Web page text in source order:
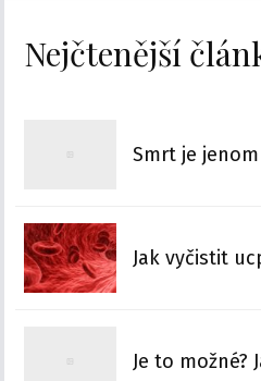
Nejčtenější
Smrt je
Jak vyčistit
Je to možné?